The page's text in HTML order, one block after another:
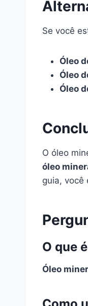
Se você
Óleo
Óleo
Óleo
O óleo
óleo
guia, você
O que
Óleo